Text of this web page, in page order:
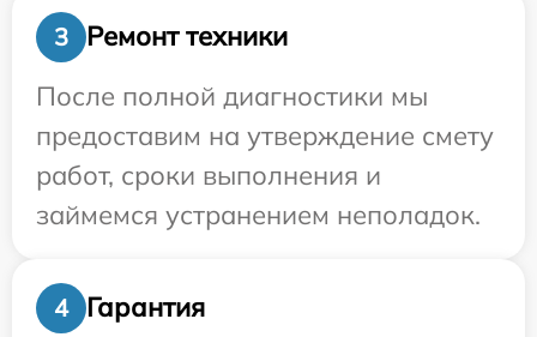
3
Ремонт техники
После полной диагностики мы
предоставим на утверждение смету
работ, сроки выполнения и
займемся устранением неполадок.
4 Гарантия